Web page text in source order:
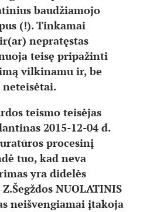
baudžiamojo
(!). Tinkamai
nepratęstas
teisę pripažinti
vilkinamu ir, be
neteisėtai.
teismo teisėjas
2015-12-04 d.
procesinį
tuo, kad neva
yra didelės
NUOLATINIS
neišvengiamai įtakoja